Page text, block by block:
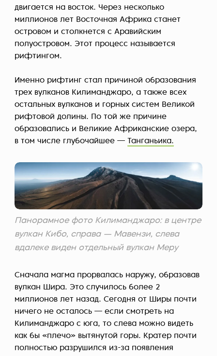
двигается на восток. Через несколько
миллионов лет Восточная Африка станет
островом и столкнется с Аравийским
полуостровом. Этот процесс называется
рифтингом.
Именно рифтинг стал причиной образования
трех вулканов Килиманджаро, а также всех
остальных вулканов и горных систем Великой
рифтовой долины. По той же причине
образовались и Великие Африканские озера,
в том числе глубочайшее —
Танганьика.
Панорамное фото Килиманджаро: в центре
вулкан Кибо, справа — Мавензи, слева
вдалеке виден отдельный вулкан Меру
Сначала магма прорвалась наружу, образовав
вулкан Шира. Это случилось более 2
миллионов лет назад. Сегодня от Ширы почти
ничего не осталось — если смотреть на
Килиманджаро с юга, то слева можно видеть
как бы «плечо» вытянутой горы. Кратер почти
полностью разрушился из-за появления